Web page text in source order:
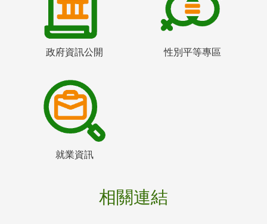
政府資訊公開 性別平等專區
就業資訊
相關連結